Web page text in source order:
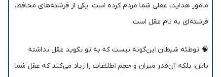
مامور هدایت عقلی شما مردم کرده است. یکی از فرشته‌های محافظ،
فرشته‌ای به نام عقل است.
🧠 توطئه شیطان این‌گونه نیست که به تو بگوید عقل نداشته
باش؛ بلکه آن‌قدر میزان و حجم اطلاعات را زیاد می‌کند که عقل شما